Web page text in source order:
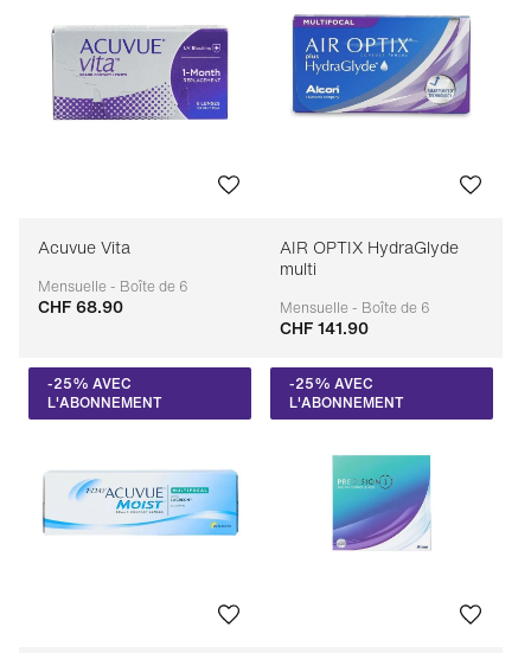
Acuvue Vita
Mensuelle - Boîte de 6
Adaptable
CHF 68.90
AIR OPTIX HydraGlyde
multi
Mensuelle - Boîte de 6
Adaptable
CHF 141.90
-25% AVEC
L'ABONNEMENT
-25% AVEC
L'ABONNEMENT